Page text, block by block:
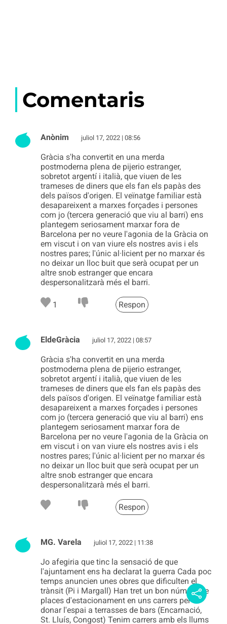
Comentaris
Anònim juliol 17, 2022 | 08:56
Gràcia s'ha convertit en una merda
postmoderna plena de pijerio estranger,
sobretot argentí i italià, que viuen de les
trameses de diners que els fan els papàs des
dels països d'origen. El veïnatge familiar està
desapareixent a marxes forçades i persones
com jo (tercera generació que viu al barri) ens
plantegem seriosament marxar fora de
Barcelona per no veure l'agonia de la Gràcia on
em viscut i on van viure els nostres avis i els
nostres pares; l'únic al·licient per no marxar és
no deixar un lloc buit que serà ocupat per un
altre snob estranger que encara
despersonalitzarà més el barri.
1 Respon
EldeGràcia juliol 17, 2022 | 08:57
Gràcia s'ha convertit en una merda
postmoderna plena de pijerio estranger,
sobretot argentí i italià, que viuen de les
trameses de diners que els fan els papàs des
dels països d'origen. El veïnatge familiar està
desapareixent a marxes forçades i persones
com jo (tercera generació que viu al barri) ens
plantegem seriosament marxar fora de
Barcelona per no veure l'agonia de la Gràcia on
em viscut i on van viure els nostres avis i els
nostres pares; l'únic al·licient per no marxar és
no deixar un lloc buit que serà ocupat per un
altre snob estranger que encara
despersonalitzarà més el barri.
Respon
MG. Varela juliol 17, 2022 | 11:38
Jo afegiria que tinc la sensació de que
l'ajuntament ens ha declarat la guerra Cada poc
temps anuncien unes obres que dificulten el
trànsit (Pi i Margall) Han tret un bon número de
places d'estacionament en uns carrers per
donar l'espai a terrasses de bars (Encarnació,
St. Lluís, Congost) Tenim carrers amb els llums